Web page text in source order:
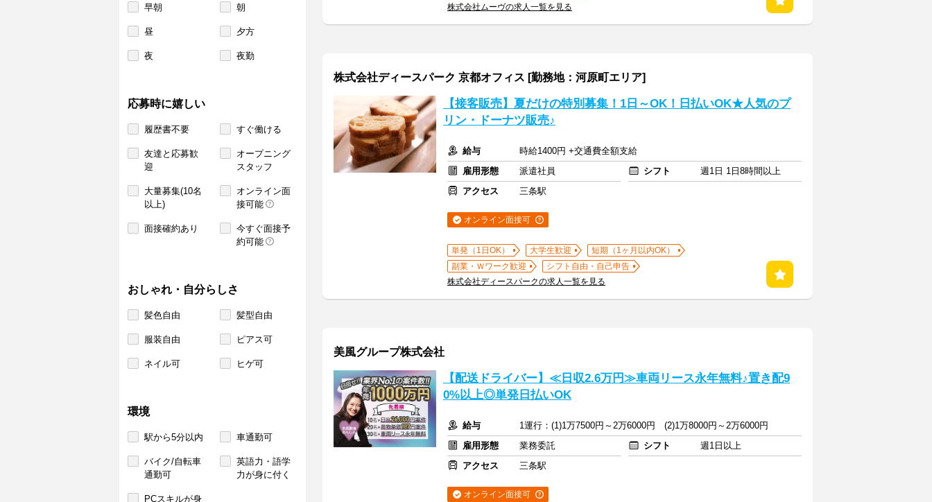
早朝 朝
昼 夕方
夜 夜勤
応募時に嬉しい
履歴書不要 すぐ働ける
友達と応募歓
迎
オープニング
スタッフ
大量募集(10名
以上)
オンライン面
接可能
面接確約あり
今すぐ面接予
約可能
おしゃれ・自分らしさ
髪色自由 髪型自由
服装自由 ピアス可
ネイル可 ヒゲ可
環境
駅から5分以内 車通勤可
バイク/自転車
通勤可
英語力・語学
力が身に付く
PCスキルが身
株式会社ムーヴの求人一覧を見る
株式会社ディースパーク 京都オフィス [勤務地：河原町エリア]
【接客販売】夏だけの特別募集！1日～OK！日払いOK★人気のプ
リン・ドーナツ販売♪
給与
時給1400円 +交通費全額支給
雇用形態
派遣社員 シフト
週1日 1日8時間以上
アクセス
三条駅
オンライン面接可
単発（1日OK） 大学生歓迎
短期（1ヶ月以内OK）
副業・Ｗワーク歓迎
シフト自由・自己申告
株式会社ディースパークの求人一覧を見る
美風グループ株式会社
【配送ドライバー】≪日収2.6万円≫車両リース永年無料♪置き配9
0%以上◎単発日払いOK
給与
1運行：(1)1万7500円～2万6000円 (2)1万8000円～2万6000円
雇用形態
業務委託 シフト
週1日以上
アクセス
三条駅
オンライン面接可